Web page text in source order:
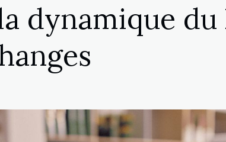
dynamique du